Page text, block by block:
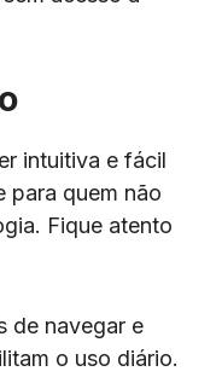
intuitiva e fácil
para quem não
Fique atento
de navegar e
o uso diário.